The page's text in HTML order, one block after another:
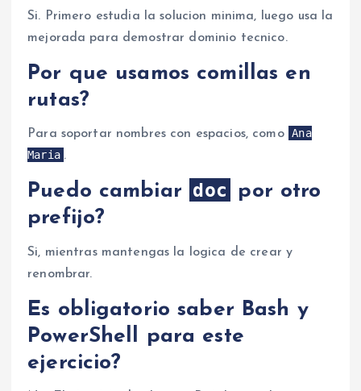
Si. Primero estudia la solucion minima, luego usa la
mejorada para demostrar dominio tecnico.
Por que usamos comillas en
rutas?
Para soportar nombres con espacios, como Ana
Maria .
Puedo cambiar doc
por otro
prefijo?
Si, mientras mantengas la logica de crear y
renombrar.
Es obligatorio saber Bash y
PowerShell para este
ejercicio?